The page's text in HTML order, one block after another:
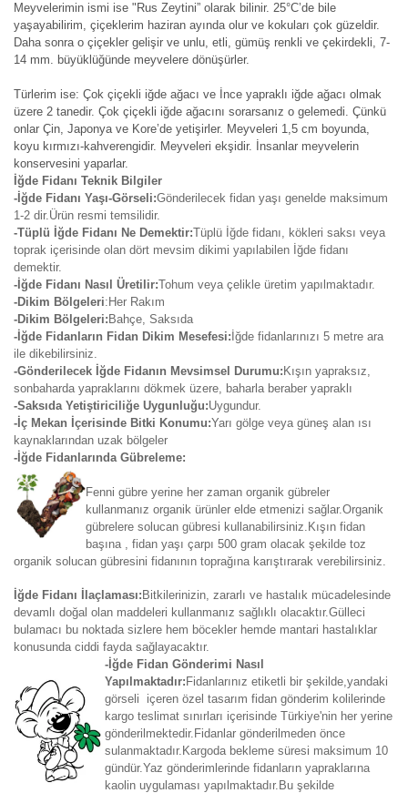
Meyvelerimin ismi ise "Rus Zeytini” olarak bilinir. 25°C’de bile
yaşayabilirim, çiçeklerim haziran ayında olur ve kokuları çok güzeldir.
Daha sonra o çiçekler gelişir ve unlu, etli, gümüş renkli ve çekirdekli, 7-
14 mm. büyüklüğünde meyvelere dönüşürler.
Türlerim ise: Çok çiçekli iğde ağacı ve İnce yapraklı iğde ağacı olmak
üzere 2 tanedir. Çok çiçekli iğde ağacını sorarsanız o gelemedi. Çünkü
onlar Çin, Japonya ve Kore’de yetişirler. Meyveleri 1,5 cm boyunda,
koyu kırmızı-kahverengidir. Meyveleri ekşidir. İnsanlar meyvelerin
konservesini yaparlar.
İğde Fidanı Teknik Bilgiler
-İğde Fidanı Yaşı-Görseli:Gönderilecek fidan yaşı genelde maksimum
1-2 dir.Ürün resmi temsilidir.
-Tüplü İğde Fidanı Ne Demektir:Tüplü İğde fidanı, kökleri saksı veya
toprak içerisinde olan dört mevsim dikimi yapılabilen İğde fidanı
demektir.
-İğde Fidanı Nasıl Üretilir:Tohum veya çelikle üretim yapılmaktadır.
-Dikim Bölgeleri:Her Rakım
-Dikim Bölgeleri: Bahçe, Saksıda
-İğde Fidanların Fidan Dikim Mesefesi: İğde fidanlarınızı 5 metre ara
ile dikebilirsiniz.
-Gönderilecek İğde Fidanın Mevsimsel Durumu: Kışın yapraksız,
sonbaharda yapraklarını dökmek üzere, baharla beraber yapraklı
-Saksıda Yetiştiriciliğe Uygunluğu:Uygundur.
-İç Mekan İçerisinde Bitki Konumu:Yarı gölge veya güneş alan ısı
kaynaklarından uzak bölgeler
-İğde Fidanlarında Gübreleme:
Fenni gübre yerine her zaman organik gübreler
kullanmanız organik ürünler elde etmenizi sağlar.Organik
gübrelere solucan gübresi kullanabilirsiniz.Kışın fidan
başına , fidan yaşı çarpı 500 gram olacak şekilde toz
organik solucan gübresini fidanının toprağına karıştırarak verebilirsiniz.
İğde Fidanı İlaçlaması: Bitkilerinizin, zararlı ve hastalık mücadelesinde
devamlı doğal olan maddeleri kullanmanız sağlıklı olacaktır.Gülleci
bulamacı bu noktada sizlere hem böcekler hemde mantari hastalıklar
konusunda ciddi fayda sağlayacaktır.
-İğde Fidan Gönderimi Nasıl
Yapılmaktadır: Fidanlarınız etiketli bir şekilde,yandaki
görseli içeren özel tasarım fidan gönderim kolilerinde
kargo teslimat sınırları içerisinde Türkiye'nin her yerine
gönderilmektedir.Fidanlar gönderilmeden önce
sulanmaktadır.Kargoda bekleme süresi maksimum 10
gündür.Yaz gönderimlerinde fidanların yapraklarına
kaolin uygulaması yapılmaktadır.Bu şekilde